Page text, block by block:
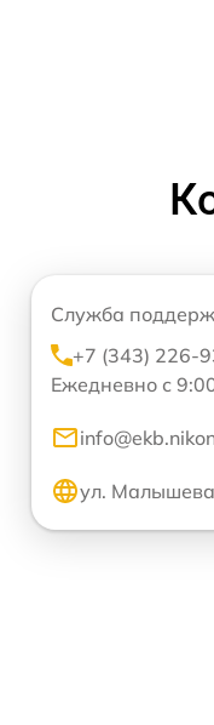
Служба
+7 (343) 226-
Ежедневно с
ул.